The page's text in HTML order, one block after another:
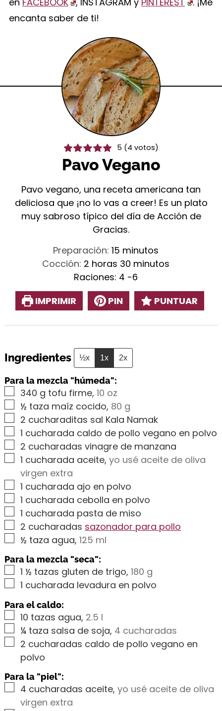
encanta saber de ti!
5 (4 votos)
Pavo Vegano
Pavo vegano, una receta americana tan
deliciosa que ¡no lo vas a creer! Es un plato
muy sabroso típico del día de Acción de
Gracias.
Preparación: 15minutos
minutos
Cocción: 2horas
horas 30minutos
minutos
Raciones: 4 -6
IMPRIMIR
PIN PUNTUAR
Ingredientes ½x 1x 2x
Para la mezcla "húmeda":
▢
340 g tofu firme,10 oz
▢
½ taza maíz cocido, 80 g
▢
2 cucharaditas sal Kala Namak
▢1 cucharada caldo de pollo vegano en polvo
▢
2 cucharadas vinagre de manzana
▢1 cucharada aceite,yo usé aceite de oliva
virgen extra
▢1 cucharada ajo en polvo
▢1 cucharada cebolla en polvo
▢1 cucharada pasta de miso
▢
2 cucharadas sazonador para pollo
▢
½ taza agua,125 ml
Para la mezcla "seca":
▢1 ½ tazas gluten de trigo,180 g
▢1 cucharada levadura en polvo
Para el caldo:
▢
10 tazas agua, 2.5 l
▢
¼ taza salsa de soja, 4 cucharadas
▢
2 cucharadas caldo de pollo vegano en
polvo
Para la "piel":
▢
4 cucharadas aceite,yo usé aceite de oliva
virgen extra